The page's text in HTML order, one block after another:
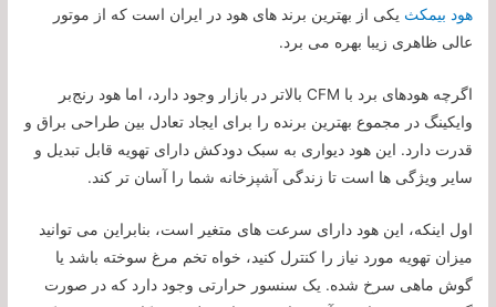
هود بیمکث یکی از بهترین برند های هود در ایران است که از موتور
عالی ظاهری زیبا بهره می برد.
اگرچه هودهای برد با CFM بالاتر در بازار وجود دارد، اما هود رنج‌بر
وایکینگ در مجموع بهترین برنده را برای ایجاد تعادل بین طراحی براق و
قدرت دارد. این هود دیواری به سبک دودکش دارای تهویه قابل تبدیل و
سایر ویژگی ها است تا زندگی آشپزخانه شما را آسان تر کند.
اول اینکه، این هود دارای سرعت های متغیر است، بنابراین می توانید
میزان تهویه مورد نیاز را کنترل کنید، خواه تخم مرغ سوخته باشد یا
گوش ماهی سرخ شده. یک سنسور حرارتی وجود دارد که در صورت